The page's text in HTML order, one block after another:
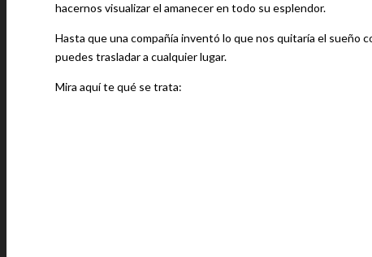
hacernos visualizar el amanecer en todo su esplendor.
Hasta que una compañía inventó lo que nos quitaría el
puedes trasladar a cualquier lugar.
Mira aquí te qué se trata: